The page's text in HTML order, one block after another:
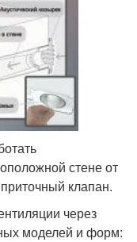
стене от
клапан.
через
моделей и форм: